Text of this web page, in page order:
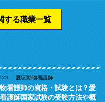
する職業一覧
20 愛玩動物看護師
看護師の資格・試験とは？愛
護師国家試験の受験方法や概